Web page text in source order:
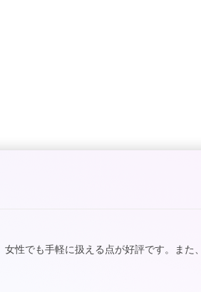
性でも手軽に扱える点が好評です。また